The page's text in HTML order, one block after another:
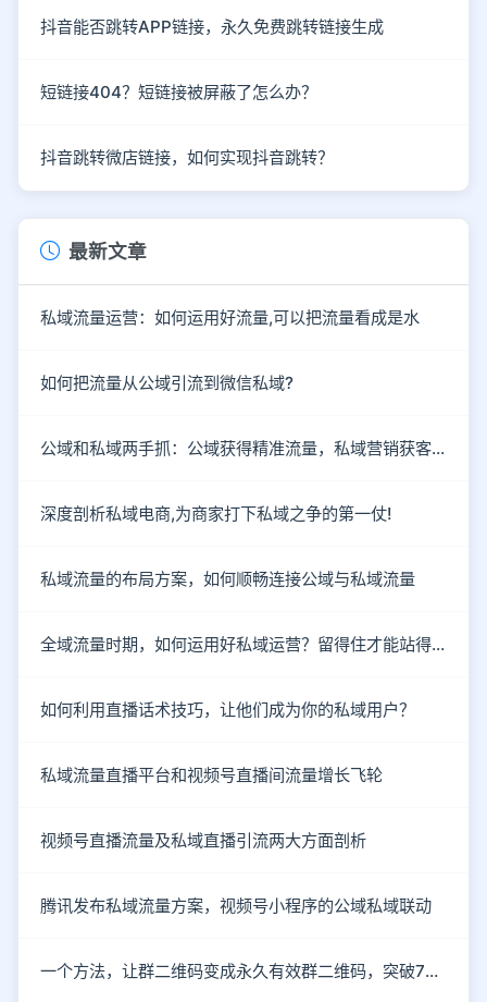
抖音能否跳转APP链接，永久免费跳转链接生成
短链接404？短链接被屏蔽了怎么办？
抖音跳转微店链接，如何实现抖音跳转？
最新文章
私域流量运营：如何运用好流量,可以把流量看成是水
如何把流量从公域引流到微信私域?
公域和私域两手抓：公域获得精准流量，私域营销获客成单
深度剖析私域电商,为商家打下私域之争的第一仗!
私域流量的布局方案，如何顺畅连接公域与私域流量
全域流量时期，如何运用好私域运营？留得住才能站得住！
如何利用直播话术技巧，让他们成为你的私域用户？
私域流量直播平台和视频号直播间流量增长飞轮
视频号直播流量及私域直播引流两大方面剖析
腾讯发布私域流量方案，视频号小程序的公域私域联动
一个方法，让群二维码变成永久有效群二维码，突破7天的限制